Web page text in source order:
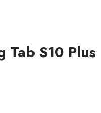
Tab S10